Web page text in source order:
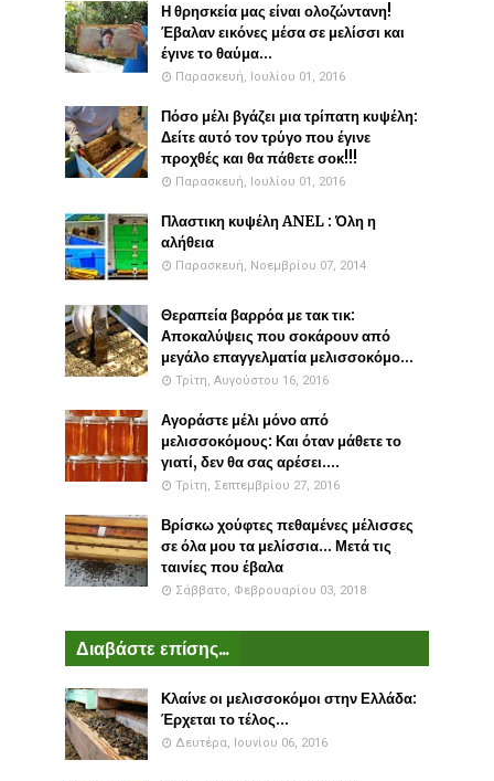
Η θρησκεία μας είναι ολοζώντανη!
Έβαλαν εικόνες μέσα σε μελίσσι και
έγινε το θαύμα...
Παρασκευή, Ιουλίου 01, 2016
Πόσο μέλι βγάζει μια τρίπατη κυψέλη:
Δείτε αυτό τον τρύγο που έγινε
προχθές και θα πάθετε σοκ!!!
Παρασκευή, Ιουλίου 01, 2016
Πλαστικη κυψέλη ANEL : Όλη η
αλήθεια
Παρασκευή, Νοεμβρίου 07, 2014
Θεραπεία βαρρόα με τακ τικ:
Αποκαλύψεις που σοκάρουν από
μεγάλο επαγγελματία μελισσοκόμο...
Τρίτη, Αυγούστου 16, 2016
Αγοράστε μέλι μόνο από
μελισσοκόμους: Και όταν μάθετε το
γιατί, δεν θα σας αρέσει....
Τρίτη, Σεπτεμβρίου 27, 2016
Βρίσκω χούφτες πεθαμένες μέλισσες
σε όλα μου τα μελίσσια... Μετά τις
ταινίες που έβαλα
Σάββατο, Φεβρουαρίου 03, 2018
Διαβάστε επίσης...
Κλαίνε οι μελισσοκόμοι στην Ελλάδα:
Έρχεται το τέλος...
Δευτέρα, Ιουνίου 06, 2016